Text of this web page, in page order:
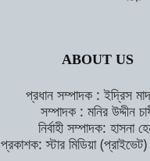
ABOUT US
প্রধান সম্পাদক : ইদ্রিস
সম্পাদক : মনির উদ্দীন
নির্বাহী সম্পাদক: হাসনা
প্রকাশক: স্টার মিডিয়া (প্রাইভেট)